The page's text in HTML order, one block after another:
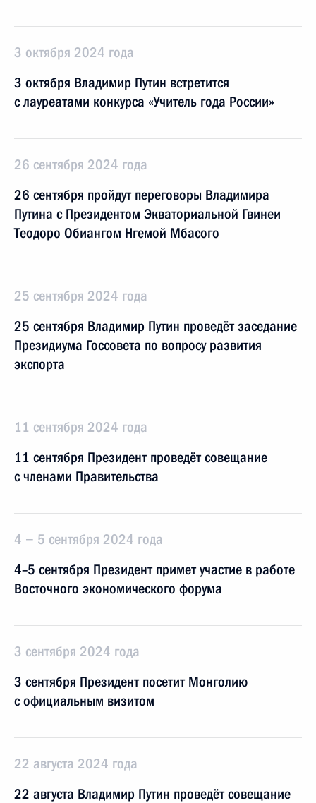
3 октября 2024 года
3 октября Владимир Путин встретится
с лауреатами конкурса «Учитель года России»
26 сентября 2024 года
26 сентября пройдут переговоры Владимира
Путина с Президентом Экваториальной Гвинеи
Теодоро Обиангом Нгемой Мбасого
25 сентября 2024 года
25 сентября Владимир Путин проведёт заседание
Президиума Госсовета по вопросу развития
экспорта
11 сентября 2024 года
11 сентября Президент проведёт совещание
с членами Правительства
4 − 5 сентября 2024 года
4–5 сентября Президент примет участие в работе
Восточного экономического форума
3 сентября 2024 года
3 сентября Президент посетит Монголию
с официальным визитом
22 августа 2024 года
22 августа Владимир Путин проведёт совещание